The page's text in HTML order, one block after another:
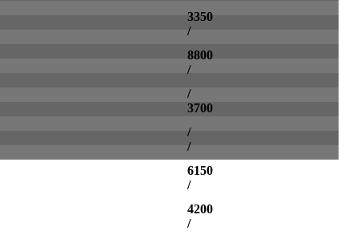
3350
/
8800
/
/
3700
/
/
6150
/
4200
/